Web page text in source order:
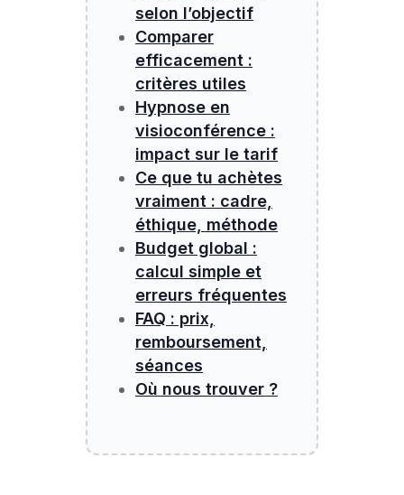
selon l’objectif
Comparer
efficacement :
critères utiles
Hypnose en
visioconférence :
impact sur le tarif
Ce que tu achètes
vraiment : cadre,
éthique, méthode
Budget global :
calcul simple et
erreurs fréquentes
FAQ : prix,
remboursement,
séances
Où nous trouver ?